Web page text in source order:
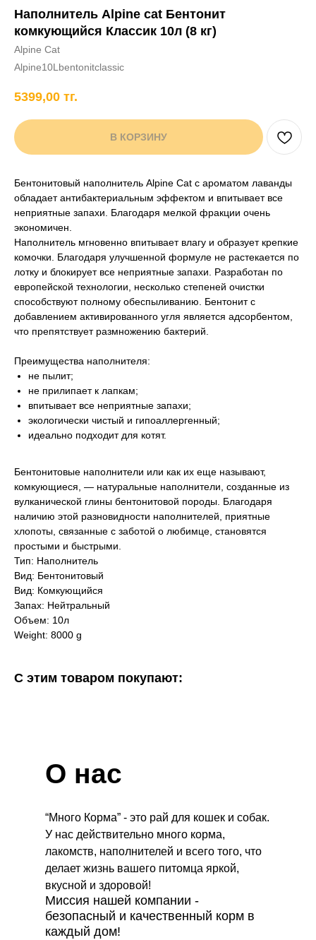
Хорькам
+7 706 407 30 81
Написать в WhatsApp
Наполнитель Alpine cat Бентонит
комкующийся Классик 10л (8 кг)
Alpine Cat
Alpine10Lbentonitclassic
5399,00 тг.
В КОРЗИНУ
Бентонитовый наполнитель Alpine Cat с ароматом лаванды
обладает антибактериальным эффектом и впитывает все
неприятные запахи. Благодаря мелкой фракции очень
экономичен.
Наполнитель мгновенно впитывает влагу и образует крепкие
комочки. Благодаря улучшенной формуле не растекается по
лотку и блокирует все неприятные запахи. Разработан по
европейской технологии, несколько степеней очистки
способствуют полному обеспыливанию. Бентонит с
добавлением активированного угля является адсорбентом,
что препятствует размножению бактерий.
Преимущества наполнителя:
не пылит;
не прилипает к лапкам;
впитывает все неприятные запахи;
экологически чистый и гипоаллергенный;
идеально подходит для котят.
Бентонитовые наполнители или как их еще называют,
комкующиеся, — натуральные наполнители, созданные из
вулканической глины бентонитовой породы. Благодаря
наличию этой разновидности наполнителей, приятные
хлопоты, связанные с заботой о любимце, становятся
простыми и быстрыми.
Тип: Наполнитель
Вид: Бентонитовый
Вид: Комкующийся
Запах: Нейтральный
Объем: 10л
Weight: 8000 g
С этим товаром покупают:
“Много Корма” - это рай для кошек и собак.
У нас действительно много корма,
лакомств, наполнителей и всего того, что
делает жизнь вашего питомца яркой,
вкусной и здоровой!
Миссия нашей компании -
безопасный и качественный корм в
каждый дом!
О нас